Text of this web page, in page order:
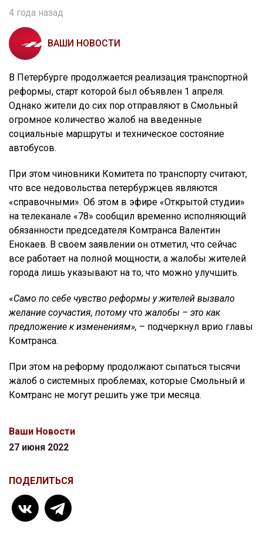
4 года назад
ВАШИ НОВОСТИ
В Петербурге продолжается реализация транспортной
реформы, старт которой был объявлен 1 апреля.
Однако жители до сих пор отправляют в Смольный
огромное количество жалоб на введенные
социальные маршруты и техническое состояние
автобусов.
При этом чиновники Комитета по транспорту считают,
что все недовольства петербуржцев являются
«справочными». Об этом в эфире «Открытой студии»
на телеканале «78» сообщил временно исполняющий
обязанности председателя Комтранса Валентин
Енокаев. В своем заявлении он отметил, что сейчас
все работает на полной мощности, а жалобы жителей
города лишь указывают на то, что можно улучшить.
«Само по себе чувство реформы у жителей вызвало
желание соучастия, потому что жалобы – это как
предложение к изменениям», – подчеркнул врио главы
Комтранса.
При этом на реформу продолжают сыпаться тысячи
жалоб о системных проблемах, которые Смольный и
Комтранс не могут решить уже три месяца.
Ваши Новости
27 июня 2022
ПОДЕЛИТЬСЯ